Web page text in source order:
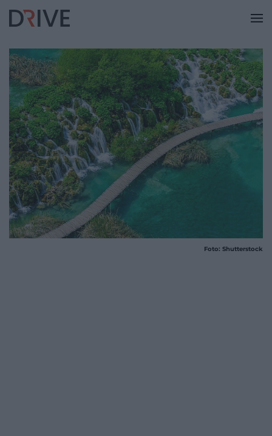
Foto: Shutterstock